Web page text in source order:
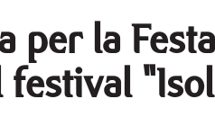
per la